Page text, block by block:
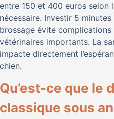
entre 150 et 400 euros selon
nécessaire. Investir 5
brossage évite
vétérinaires importants. La
impacte directement
chien.
Qu’est-ce que le
classique sous